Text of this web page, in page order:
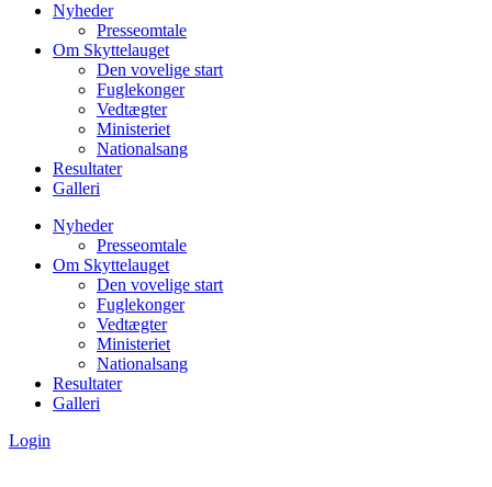
Nyheder
Presseomtale
Om Skyttelauget
Den vovelige start
Fuglekonger
Vedtægter
Ministeriet
Nationalsang
Resultater
Galleri
Nyheder
Presseomtale
Om Skyttelauget
Den vovelige start
Fuglekonger
Vedtægter
Ministeriet
Nationalsang
Resultater
Galleri
Login